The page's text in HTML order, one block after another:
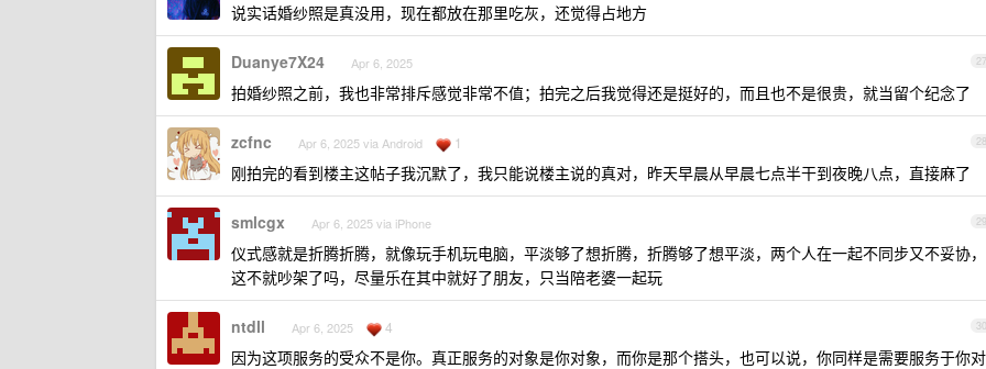
说实话婚纱照是真没用，现在都放在那里吃灰，还觉得占地方
27
Duanye7X24 Apr 6, 2025
拍婚纱照之前，我也非常排斥感觉非常不值；拍完之后我觉得还是挺好的，而且也不是很贵，就当留个纪念了
28
zcfnc Apr 6, 2025 via Android 1
刚拍完的看到楼主这帖子我沉默了，我只能说楼主说的真对，昨天早晨从早晨七点半干到夜晚八点，直接麻了
29
smlcgx Apr 6, 2025 via iPhone
仪式感就是折腾折腾，就像玩手机玩电脑，平淡够了想折腾，折腾够了想平淡，两个人在一起不同步又不妥协，
这不就吵架了吗，尽量乐在其中就好了朋友，只当陪老婆一起玩
30
ntdll Apr 6, 2025 4
因为这项服务的受众不是你。真正服务的对象是你对象，而你是那个搭头，也可以说，你同样是需要服务于你对